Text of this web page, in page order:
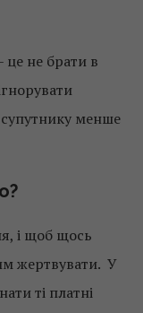
це не брати в
менше
і щоб щось
жертвувати. У
ті платні